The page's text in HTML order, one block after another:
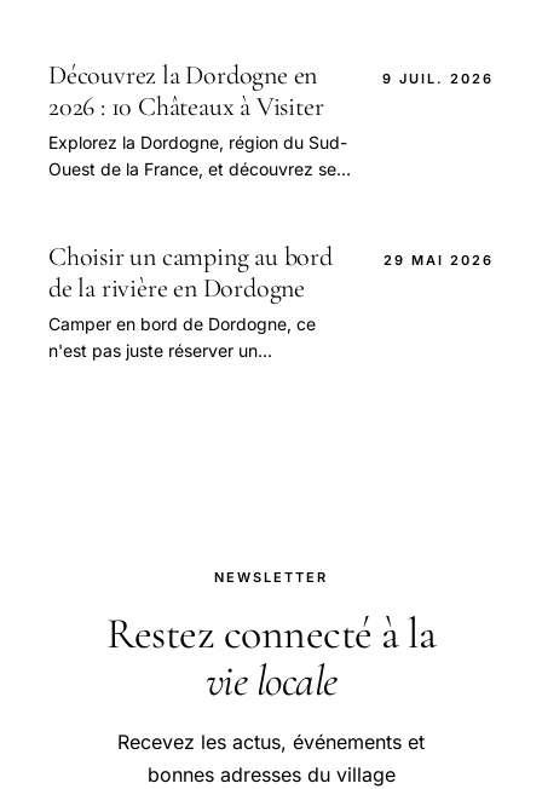
désormais.
Découvrez la Dordogne en
2026 : 10 Châteaux à Visiter
Explorez la Dordogne, région du Sud-
Ouest de la France, et découvrez ses
faire dans la région, avec des conseils
pratiques et des informations sur les
métés locales
9 JUIL. 2026
Choisir un camping au bord
de la rivière en Dordogne
Camper en bord de Dordogne, ce
n'est pas juste réserver un
29 MAI 2026
NEWSLETTER
Restez connecté à la
vie locale
Recevez les actus, événements et
bonnes adresses du village